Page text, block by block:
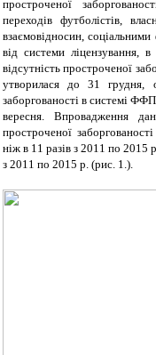
простроченої
переходів футболістів,
взаємовідносин,
від системи ліцензування,
відсутність простроченої
утворилася до 31 грудня,
заборгованості в системі
вересня. Впровадження
простроченої
ніж в 11 разів з 2011 по 2015
з 2011 по 2015 р. (рис. 1.).